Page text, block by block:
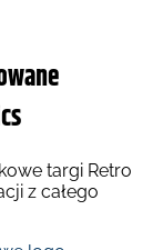
targi Retro
z całego